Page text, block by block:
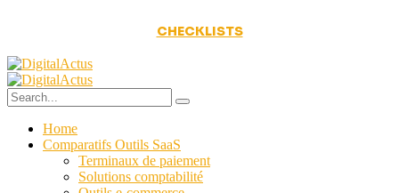
CHECKLISTS
Home
Comparatifs Outils SaaS
Terminaux de paiement
Solutions comptabilité